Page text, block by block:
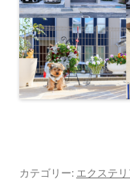
カテゴリー: エクステ